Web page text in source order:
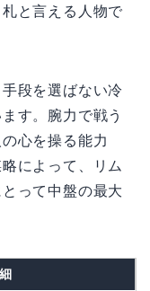
と言える人物で
段を選ばない冷
す。腕力で戦う
心を操る能力
によって、リム
って中盤の最大